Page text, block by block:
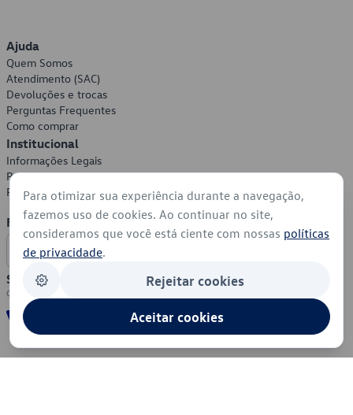
Ajuda
Quem Somos
Atendimento (SAC)
Devoluções e trocas
Perguntas Frequentes
Como comprar
Institucional
Informações Legais
Política de Privacidade
Política de Cookies
Formas de Pagamento
Segurança
Para otimizar sua experiência durante a navegação,
fazemos uso de cookies. Ao continuar no site,
consideramos que você está ciente com nossas políticas
de privacidade.
Rejeitar cookies
Aceitar cookies